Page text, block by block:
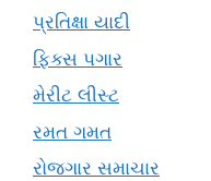
પ્રતિક્ષા યાદી
ફિક્સ પગાર
મેરીટ લીસ્ટ
રમત ગમત
રોજગાર સમાચાર